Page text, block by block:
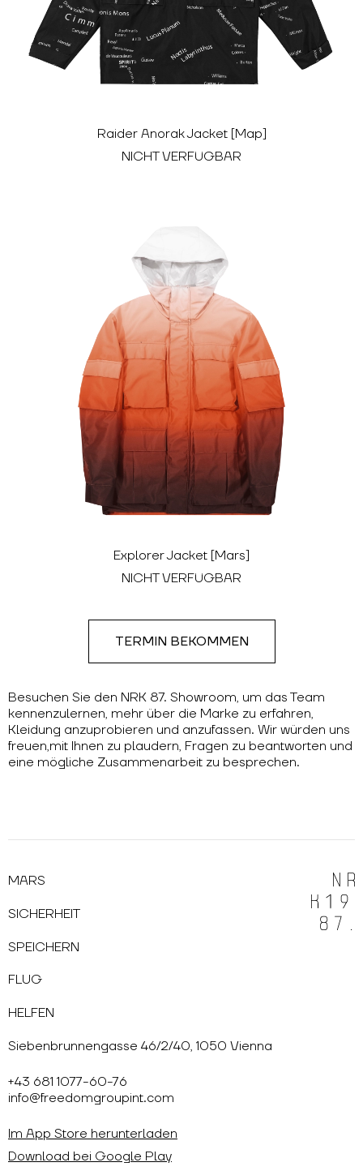
Raider Anorak Jacket [Map]
NICHT VERFÜGBAR
Explorer Jacket [Mars]
NICHT VERFÜGBAR
Besuchen Sie den NRK 87. Showroom, um das Team
kennenzulernen, mehr über die Marke zu erfahren,
Kleidung anzuprobieren und anzufassen. Wir würden uns
freuen,mit Ihnen zu plaudern, Fragen zu beantworten und
eine mögliche Zusammenarbeit zu besprechen.
TERMIN BEKOMMEN
MARS
SICHERHEIT
SPEICHERN
FLUG
HELFEN
Siebenbrunnengasse 46/2/40, 1050 Vienna
+43 681 1077-60-76
info@freedomgroupint.com
Im App Store herunterladen
Download bei Google Play